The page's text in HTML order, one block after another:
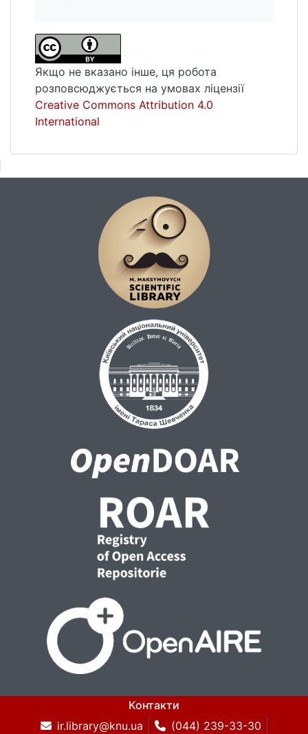
Якщо не вказано інше, ця робота
розповсюджується на умовах ліцензії
Creative Commons Attribution 4.0
International
Контакти
ir.library@knu.ua
(044) 239-33-30